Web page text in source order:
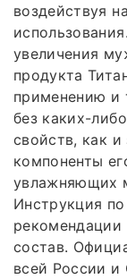
воздействуя
увеличения
продукта
применению и
без каких-
свойств, как и
компоненты
увлажняющих
Инструкция
рекомендации
состав.
всей России